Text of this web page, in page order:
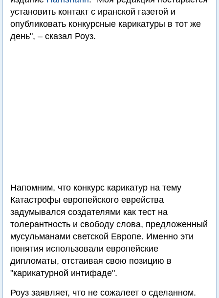
установить контакт с иранской газетой и
опубликовать конкурсные карикатуры в тот же
день", – сказал Роуз.
Напомним, что конкурс карикатур на тему
Катастрофы европейского еврейства
задумывался создателями как тест на
толерантность и свободу слова, предложенный
мусульманами светской Европе. Именно эти
понятия использовали европейские
дипломаты, отстаивая свою позицию в
"карикатурной интифаде".
Роуз заявляет, что не сожалеет о сделанном.